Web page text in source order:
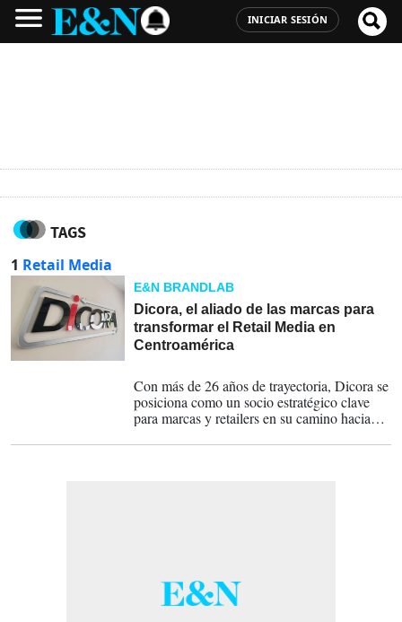
INICIAR SESIÓN
TAGS
1 Retail Media
E&N BRANDLAB
Dicora, el aliado de las marcas para
transformar el Retail Media en
Centroamérica
Con más de 26 años de trayectoria, Dicora se
posiciona como un socio estratégico clave
para marcas y retailers en su camino hacia
impactante y medible.